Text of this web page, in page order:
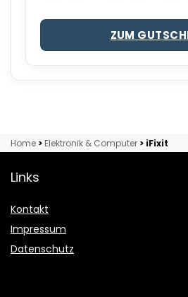
ZUM
Home > Elektronik & Computer > iFixit
Links
Kontakt
Impressum
Datenschutz